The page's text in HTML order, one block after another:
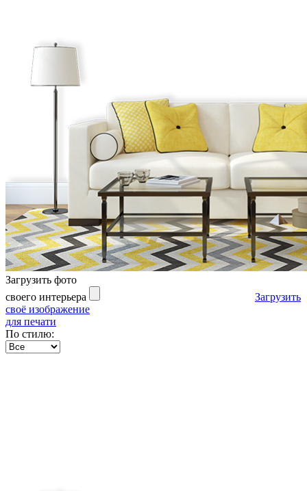
Загрузить фото
своего интерьера
Загрузить
своё изображение
для печати
По стилю: